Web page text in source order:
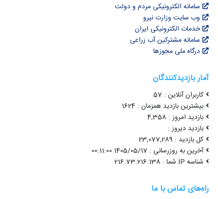
سامانه الکترونیکی مردم و دولت
وب سایت وزارت نیرو
خدمات الکترونیکی ایران
سامانه مشترکین آب زراعی
درگاه ملی مجوزها
آمار بازدیدکنندگان
کاربران آنلاین : 57
بیشترین بازدید همزمان : 1624
بازدید امروز : 4,358
بازدید دیروز :
کل بازدید : 23,077,289
آخرین به روزرسانی : 1405/05/17 00:11:00
شناسه IP شما : 216.73.216.138
راه‌های تماس با ما